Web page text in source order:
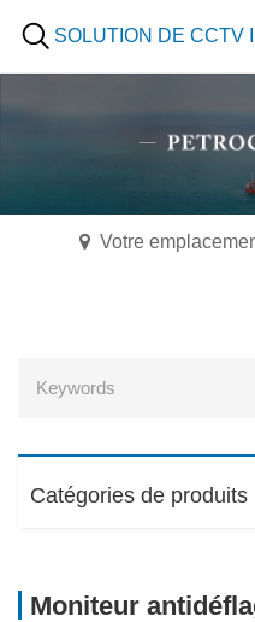
SOLUTION DE CCTV
Votre
Catégories de produits
Moniteur